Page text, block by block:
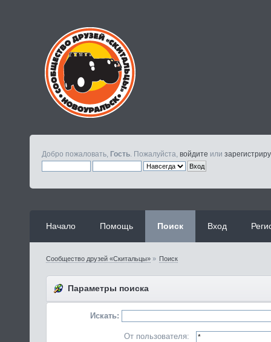
Добро пожаловать, Гость . Пожалуйста, войдите или
Начало Помощь Поиск Вход
Сообщество друзей «Скитальцы»» Поиск
Параметры поиска
Искать:
От пользователя: